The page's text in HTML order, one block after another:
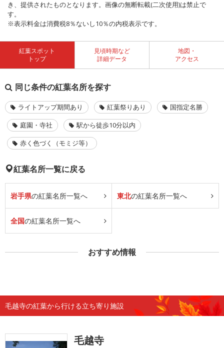
き、提供されたものとなります。画像の無断転載(二次使用)は禁止で
す。
※表示料金は消費税8％ないし10％の内税表示です。
紅葉スポット
トップ
見頃時期など
詳細データ
地図・
アクセス
同じ条件の紅葉名所を探す
ライトアップ期間あり 紅葉祭りあり
国指定名勝
庭園・寺社
駅から徒歩10分以内
赤く色づく（モミジ等）
紅葉名所一覧に戻る
岩手県の紅葉名所一覧へ 東北の紅葉名所一覧へ
全国の紅葉名所一覧へ
おすすめ情報
毛越寺の紅葉から行ける立ち寄り施設
毛越寺